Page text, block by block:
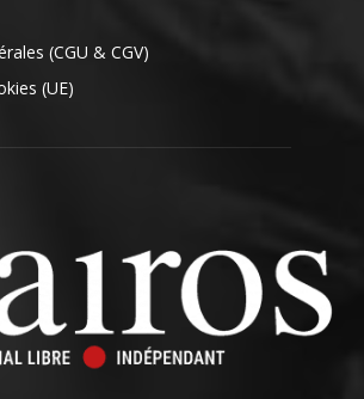
(CGU & CGV)
(UE)